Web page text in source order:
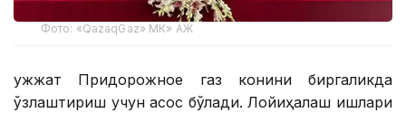
Фото: «QazaqGaz» МК» АЖ
Ҳужжат Придорожное газ конини биргаликда
ўзлаштириш учун асос бўлади. Лойиҳалаш ишлари